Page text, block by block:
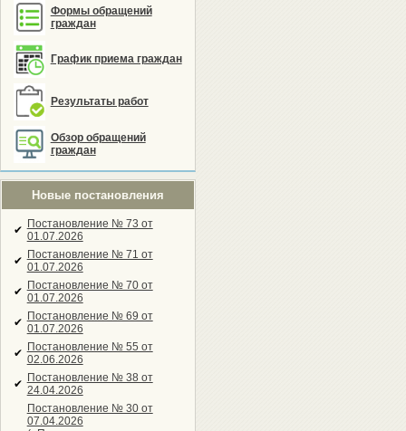
Формы обращений
граждан
График приема граждан
Результаты работ
Обзор обращений
граждан
Новые постановления
✔ Постановление № 73 от
01.07.2026
✔ Постановление № 71 от
01.07.2026
✔ Постановление № 70 от
01.07.2026
✔ Постановление № 69 от
01.07.2026
✔ Постановление № 55 от
02.06.2026
✔ Постановление № 38 от
24.04.2026
Постановление № 30 от
07.04.2026